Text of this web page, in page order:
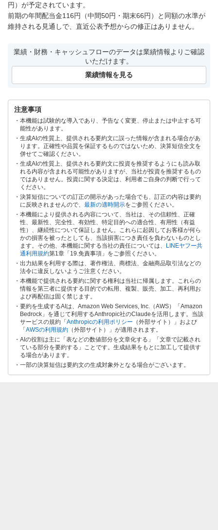
円）が予定されています。
前期の年間配当金116円（中間50円・期末66円）と同額の水準が
維持される見通しで、直近公表予想からの修正はありません。
業績・財務・キャッシュフローのデータは業績情報よりご確認
いただけます。
業績情報を見る
注意事項
本機能は試験的な導入であり、予告なく変更、停止または中止する可
能性があります。
生成AIの性質上、提供される要約文に誤った情報が含まれる場合があ
ります。正確性や品質を保証するものではないため、決算短信全文を
併せてご確認ください。
生成AIの性質上、提供される要約文に投資を推奨するようにも読み取
れる内容が含まれる可能性がありますが、当社が投資を推奨するもの
ではありません。投資に関する決定は、利用者ご自身の判断で行って
ください。
決算短信についての訂正の開示があった場合でも、訂正の内容は要約
に反映されませんので、 最新の適時開示をご参照ください。
本機能により提供される内容について、当社は、その信頼性、正確
性、最新性、完全性、有効性、特定目的への適合性、有用性（有益
性）、継続性について保証しません。これらに起因してお客様が何ら
かの損害を被ったとしても、当該損害につき責任を負わないものとし
ます。その他、本機能に関する当社の責任については、 LINEヤフー共
通利用規約第1章「19.免責事項」をご参照ください。
出力結果を利用する際は、著作権法、商標法、金融商品取引法などの
法令に違反しないようご注意ください。
本機能で提供される要約に関する権利は当社に帰属します。これらの
情報を第三者に提供する目的での転用、複製、販売、加工、再利用お
よび再配信は固く禁じます。
要約を生成するAIは、Amazon Web Services, Inc.（AWS）「Amazon
Bedrock」を通じて利用するAnthropic社のClaudeを活用します。当該
サービスの規約「Anthropicの利用ポリシー （外部サイト）」および
「AWSの利用規約 （外部サイト）」が適用されます。
AIの役割は主に「表などの数値部分を文章化する」「文章で記載され
ている部分を要約する」ことです。生成結果をもとに加工して提供す
る場合があります。
一部の決算短信は要約文の生成対象外となる場合がございます。